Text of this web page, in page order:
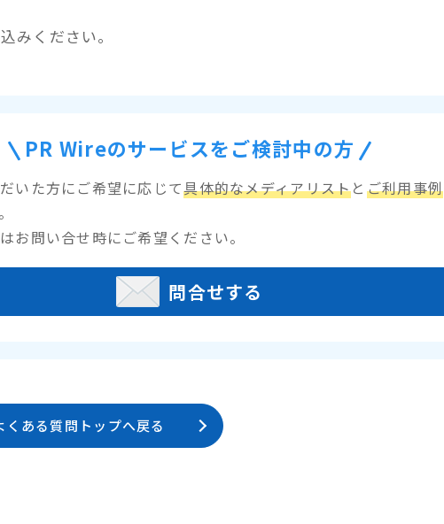
みください。
PR Wireのサービスをご検討中の方
いた方にご希望に応じて具体的なメディアリストと ご利用事例
お問い合せ時にご希望ください。
問合せする
くある質問トップへ戻る